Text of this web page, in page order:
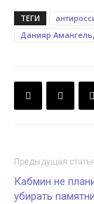
ТЕГИ
Данияр
Предыдущая статья
Кабмин не
убирать